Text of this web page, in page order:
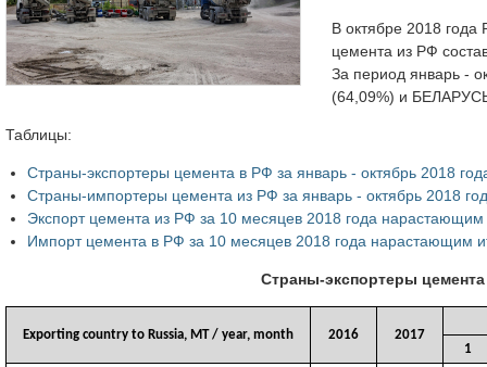
В октябре 2018 года
цемента из РФ
За период январь -
(64,09%) и
Таблицы:
Страны-экспортеры цемента в РФ за январь - октябрь 2018
Страны-импортеры цемента из РФ за январь - октябрь 2018
Экспорт цемента из РФ за 10 месяцев 2018 года
Импорт цемента в РФ за 10 месяцев 2018 года нарастающим
Страны-экспортеры
Exporting country to Russia, MT / year, month 2016
2017
1